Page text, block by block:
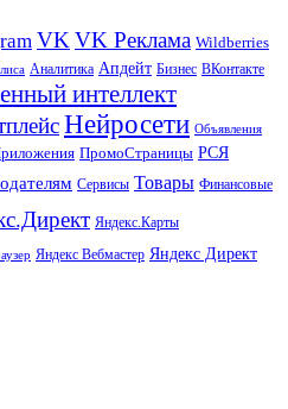
VK VK Реклама Wildberries
Аналитика Апдейт Бизнес ВКонтакте
интеллект
Нейросети Объявления
ПромоСтраницы РСЯ
Сервисы Товары Финансовые
Яндекс.Карты
Яндекс Вебмастер Яндекс Директ